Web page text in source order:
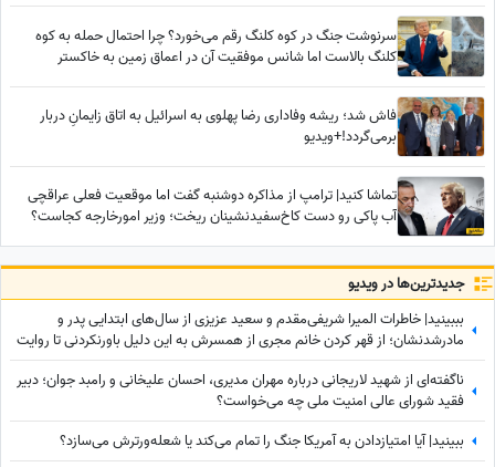
سرنوشت جنگ در کوه کلنگ رقم می‌خورد؟ ‌چرا احتمال حمله به کوه
کلنگ بالاست اما شانس موفقیت آن در اعماق زمین به خاکستر
فاش شد؛ ریشه وفاداری رضا پهلوی به اسرائیل به اتاق زایمانِ دربار
برمی‌گردد!+ویدیو
تماشا کنید| ترامپ از مذاکره دوشنبه گفت اما موقعیت فعلی عراقچی
آب پاکی رو دست کاخ‌سفیدنشینان ریخت؛ وزیر امورخارجه کجاست؟
جدید‌ترین‌ها در ویدیو
بببینید| خاطرات المیرا شریفی‌مقدم و سعید عزیزی از سال‌های ابتدایی پدر و
مادرشدنشان؛ از قهر کردن خانم مجری از همسرش به این دلیل باورنکردنی تا روایت
آقای دکتر از همسرش پس از هر بار بچه‌دارشدن
ناگفته‌ای از شهید لاریجانی درباره مهران مدیری، احسان علیخانی و رامبد جوان؛ دبیر
فقید شورای عالی امنیت ملی چه می‌خواست؟
ببینید| آیا امتیازدادن به آمریکا جنگ را تمام می‌کند یا شعله‌ورترش می‌سازد؟